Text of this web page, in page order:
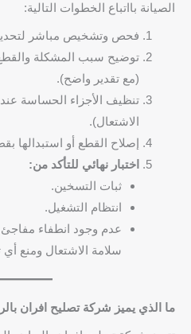
الصيانة بااتباع الخطوات التالية:
فحص وتشخيص مباشر
توضيح سبب المشكلة والقطع
(مع تقدير واضح).
تنظيف الأجزاء الحساسة
الاشتعال).
إصلاح القطع أو استبدالها
اختبار نهائي للتأكد من:
ثبات التسخين.
انتظام التشغيل.
عدم وجود انطفاء مفاجئ
سلامة الاشتعال ومنع
ما الذي يميز شركة تصليح افران